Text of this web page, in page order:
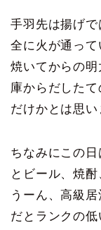
手羽先は揚げ
全に火が通っ
焼いてからの
庫からだした
だけかとは思い
ちなみにこの
とビール、焼
うーん、高級
だとランクの